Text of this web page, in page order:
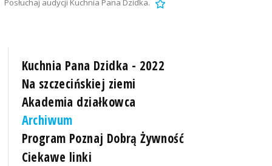
Posłuchaj audycji Kuchnia Pana Dzidka.
Kuchnia Pana Dzidka - 2022
Na szczecińskiej ziemi
Akademia działkowca
Archiwum
Program Poznaj Dobrą Żywność
Ciekawe linki